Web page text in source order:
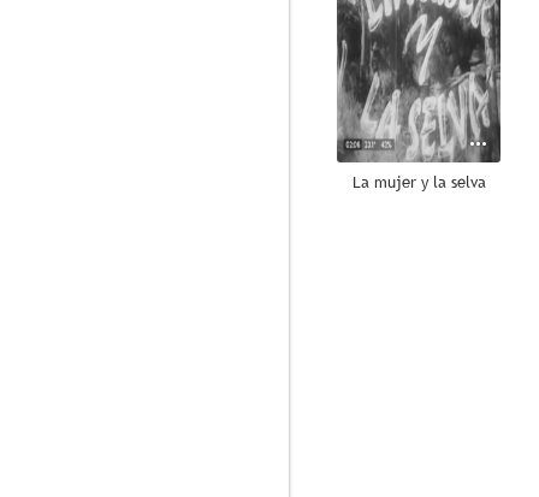
La mujer y la selva